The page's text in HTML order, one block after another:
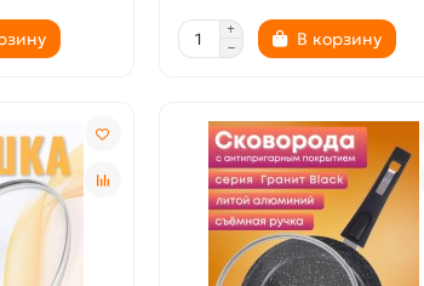
В корзину